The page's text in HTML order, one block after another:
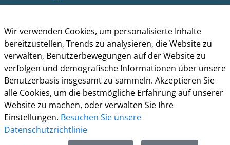
Allgemein
Montag - Freitag 8.00 - 12.00 Uhr
Donnerstag zusätzl. 14.00 - 17.00 Uhr
Bürgerbüro
Montag 8.00 - 16.00 Uhr
Dienstag 8.00 - 16.00 Uhr
Mittwoch 7.00 - 12.30 Uhr
Donnerstag 9.00 - 18.00 Uhr
Freitag 8.00 - 12.30 Uhr
Wir verwenden Cookies, um personalisierte Inhalte
bereitzustellen, Trends zu analysieren, die Website zu
verwalten, Benutzerbewegungen auf der Website zu
verfolgen und demografische Informationen über unsere
Benutzerbasis insgesamt zu sammeln. Akzeptieren Sie
alle Cookies, um die bestmögliche Erfahrung auf unserer
Website zu machen, oder verwalten Sie Ihre
Einstellungen. Besuchen Sie unsere
Datenschutzrichtlinie